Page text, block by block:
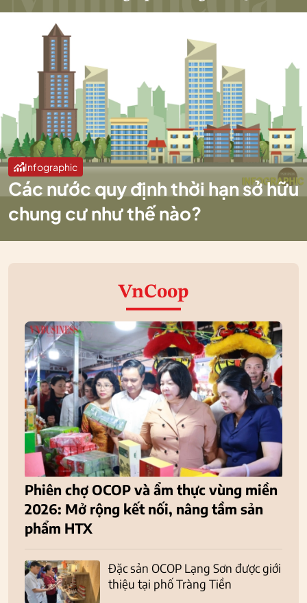
Infographic
Các nước quy định thời hạn sở hữu
chung cư như thế nào?
VnCoop
Phiên chợ OCOP và ẩm thực vùng miền
2026: Mở rộng kết nối, nâng tầm sản
phẩm HTX
Đặc sản OCOP Lạng Sơn được giới
thiệu tại phố Tràng Tiền